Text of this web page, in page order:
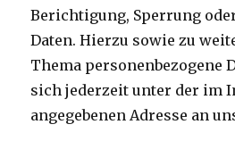
Berichtigung, Sperrung
Daten. Hierzu sowie zu
Thema personenbezogene
sich jederzeit unter der im
angegebenen Adresse an